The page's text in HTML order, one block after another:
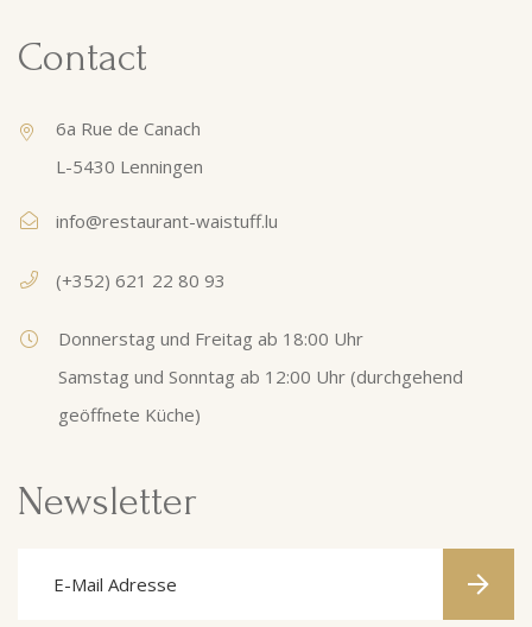
Contact
6a Rue de Canach
L-5430 Lenningen
info@restaurant-waistuff.lu
(+352) 621 22 80 93
Donnerstag und Freitag ab 18:00 Uhr
Samstag und Sonntag ab 12:00 Uhr (durchgehend
geöffnete Küche)
Newsletter